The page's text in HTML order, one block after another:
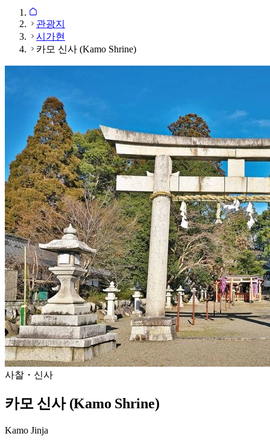
관광지
시가현
카모 신사 (Kamo Shrine)
사찰・신사
카모 신사 (Kamo Shrine)
Kamo Jinja